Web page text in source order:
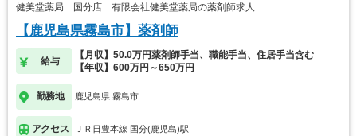
健美堂薬局 国分店 有限会社健美堂薬局の薬剤師求人
【鹿児島県霧島市】薬剤師
給与
【月収】50.0万円薬剤師手当、職能手当、住居手当含む
【年収】600万円～650万円
勤務地 鹿児島県 霧島市
アクセス ＪＲ日豊本線 国分(鹿児島)駅